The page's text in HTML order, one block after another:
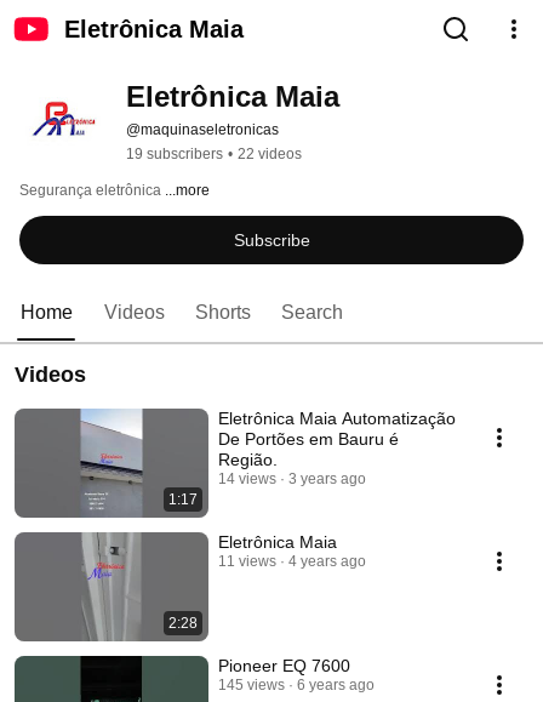
Eletrônica Maia
Eletrônica Maia
@maquinaseletronicas
19 subscribers • 22 videos
Segurança eletrônica ...more
Subscribe
Home Videos Shorts Search
Videos
1:17
Eletrônica Maia Automatização
De Portões em Bauru é
Região.
14 views 3 years ago
2:28
Eletrônica Maia
11 views 4 years ago
Pioneer EQ 7600
145 views 6 years ago